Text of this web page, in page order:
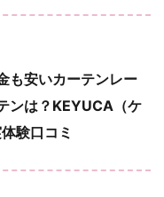
も安いカーテンレー
ンは？KEYUCA（ケ
験口コミ